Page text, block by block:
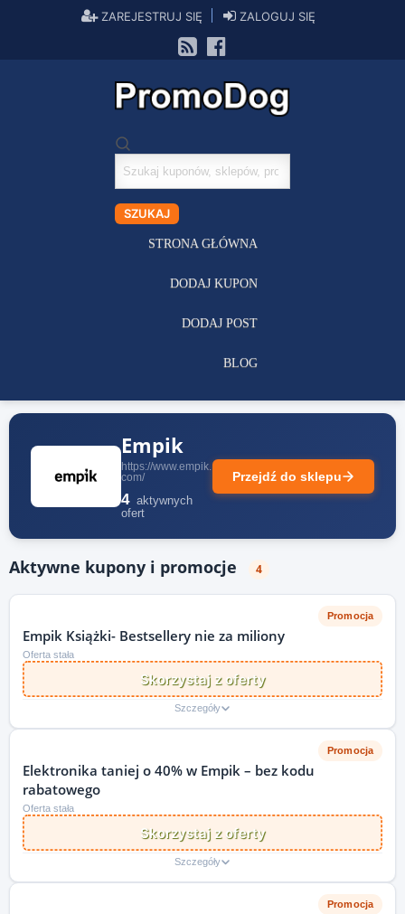
ZAREJESTRUJ SIĘ ZALOGUJ SIĘ
Szukaj
kuponów
SZUKAJ
STRONA GŁÓWNA
DODAJ KUPON
DODAJ POST
BLOG
Empik
https://www.empik.
com/
4 aktywnych
ofert
Przejdź do sklepu
Aktywne kupony i promocje 4
Promocja
Empik Książki- Bestsellery nie za miliony
Oferta stała
Skorzystaj z oferty
Szczegóły
Promocja
Elektronika taniej o 40% w Empik – bez kodu
rabatowego
Oferta stała
Skorzystaj z oferty
Szczegóły
Promocja